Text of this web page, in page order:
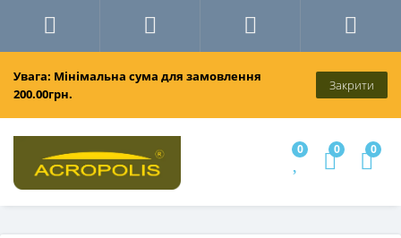
Увага: Мінімальна сума для замовлення
200.00грн.
Закрити
0 0 0